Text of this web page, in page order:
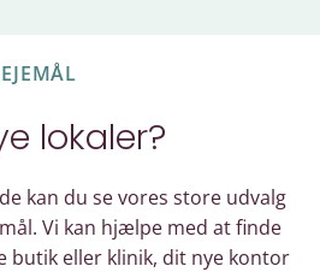
lokaler?
kan du se vores store udvalg
Vi kan hjælpe med at finde
butik eller klinik, dit nye kontor